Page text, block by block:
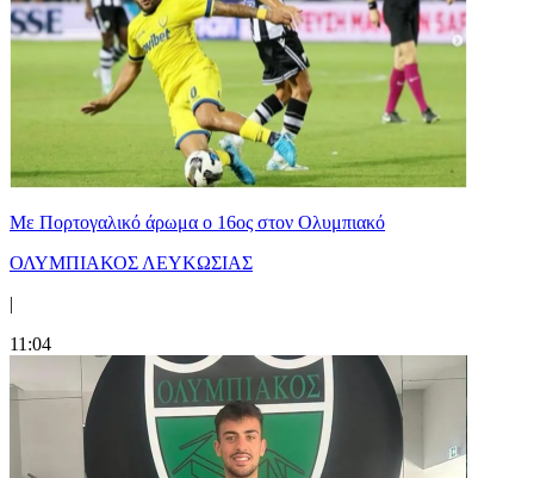
Με Πορτογαλικό άρωμα ο 16ος στον Ολυμπιακό
ΟΛΥΜΠΙΑΚΟΣ ΛΕΥΚΩΣΙΑΣ
|
11:04